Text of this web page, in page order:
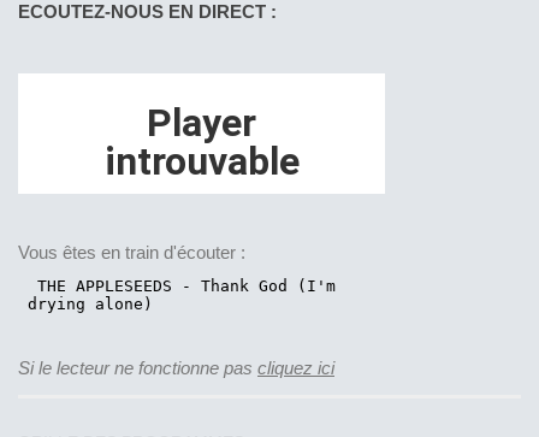
ECOUTEZ-NOUS EN DIRECT :
Vous êtes en train d'écouter :
Si le lecteur ne fonctionne pas cliquez ici